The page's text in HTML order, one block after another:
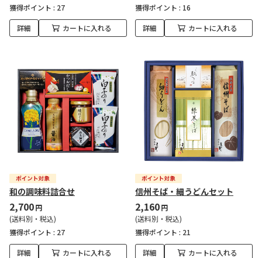
獲得ポイント : 27
詳細 カートに入れる
獲得ポイント : 16
詳細 カートに入れる
和の調味料詰合せ
2,700円
(送料別・税込)
獲得ポイント : 27
詳細 カートに入れる
信州そば・細うどんセット
2,160円
(送料別・税込)
獲得ポイント : 21
詳細 カートに入れる